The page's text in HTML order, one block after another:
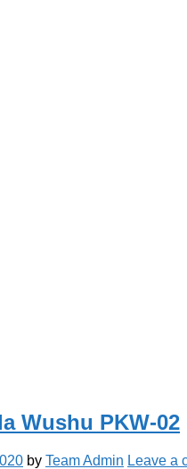
Olahraga Yang
Wushu PKW-02
by Team Admin Leave a